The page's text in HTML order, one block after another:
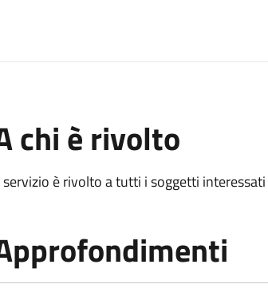
chi è rivolto
servizio è rivolto a tutti i soggetti